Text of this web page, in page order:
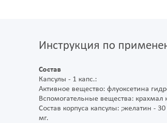
Инструкция по
Состав
Капсулы - 1 капс.:
Активное вещество: флуоксетина
Вспомогательные вещества:
Состав корпуса капсулы: ;желатин -
мг.